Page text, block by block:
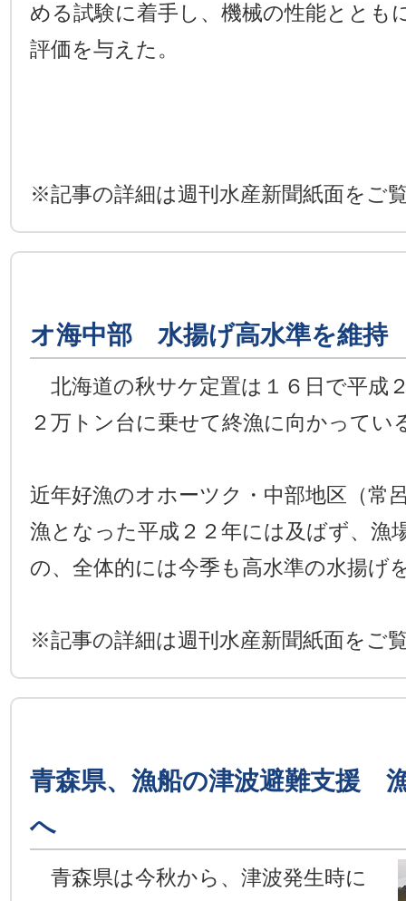
める試験に着手し、機械の性能ととも
評価を与えた。
※記事の詳細は週刊水産新聞紙面をご
オ海中部 水揚げ高水準を維持
北海道の秋サケ定置は１６日で平成
２万トン台に乗せて終漁に向かってい
近年好漁のオホーツク・中部地区（常
漁となった平成２２年には及ばず、漁
の、全体的には今季も高水準の水揚げ
※記事の詳細は週刊水産新聞紙面をご
青森県、漁船の津波避難支援
へ
青森県は今秋から、津波発生時に